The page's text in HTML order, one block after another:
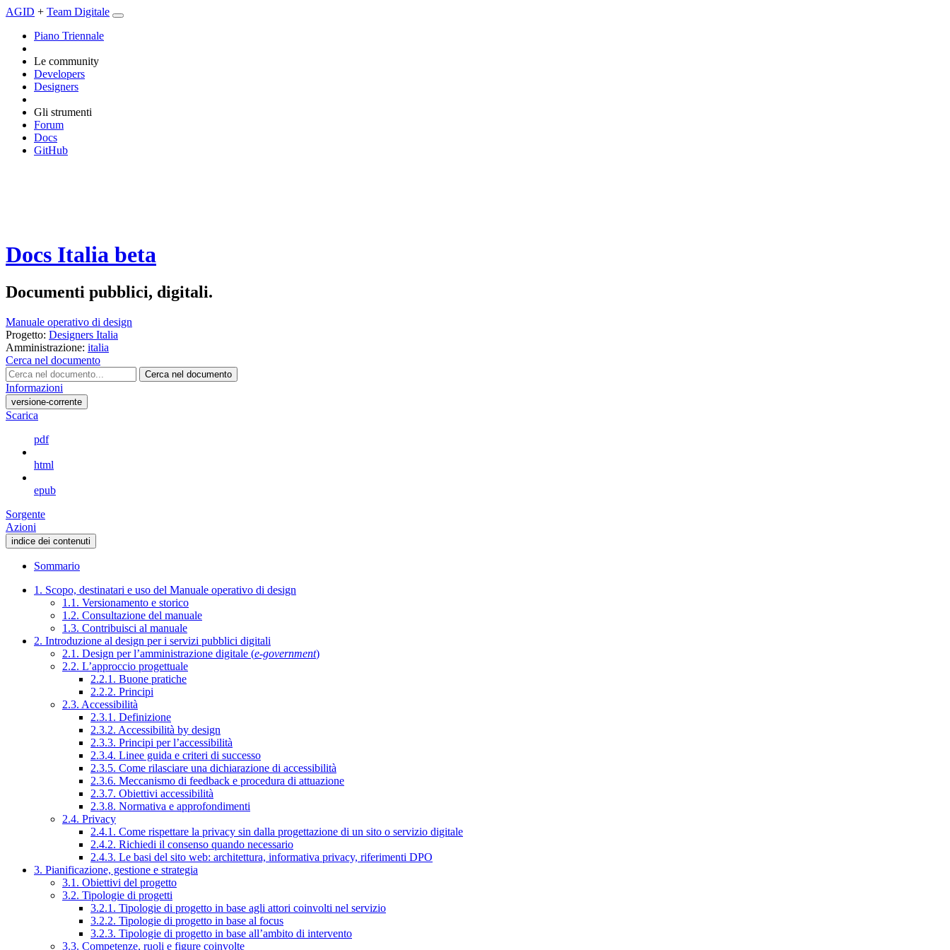
AGID + Team Digitale
Piano Triennale
Le community
Developers
Designers
Gli strumenti
Forum
Docs
GitHub
Docs Italia beta
Documenti pubblici, digitali.
Manuale operativo di design
Progetto: Designers Italia
Amministrazione: italia
Cerca nel documento
Cerca nel documento
Informazioni
versione-corrente
Scarica
pdf
html
epub
Sorgente
Azioni
indice dei contenuti
Sommario
1. Scopo, destinatari e uso del Manuale operativo di design
1.1. Versionamento e storico
1.2. Consultazione del manuale
1.3. Contribuisci al manuale
2. Introduzione al design per i servizi pubblici digitali
2.1. Design per l’amministrazione digitale (e-government)
2.2. L’approccio progettuale
2.2.1. Buone pratiche
2.2.2. Principi
2.3. Accessibilità
2.3.1. Definizione
2.3.2. Accessibilità by design
2.3.3. Principi per l’accessibilità
2.3.4. Linee guida e criteri di successo
2.3.5. Come rilasciare una dichiarazione di accessibilità
2.3.6. Meccanismo di feedback e procedura di attuazione
2.3.7. Obiettivi accessibilità
2.3.8. Normativa e approfondimenti
2.4. Privacy
2.4.1. Come rispettare la privacy sin dalla progettazione di un sito o servizio digitale
2.4.2. Richiedi il consenso quando necessario
2.4.3. Le basi del sito web: architettura, informativa privacy, riferimenti DPO
3. Pianificazione, gestione e strategia
3.1. Obiettivi del progetto
3.2. Tipologie di progetti
3.2.1. Tipologie di progetto in base agli attori coinvolti nel servizio
3.2.2. Tipologie di progetto in base al focus
3.2.3. Tipologie di progetto in base all’ambito di intervento
3.3. Competenze, ruoli e figure coinvolte